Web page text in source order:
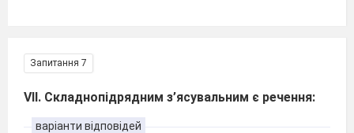
Запитання 7
VІІ. Складнопідрядним з’ясувальним є речення:
варіанти відповідей